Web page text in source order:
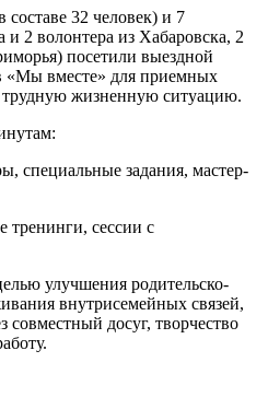
составе 32 человек) и 7
и 2 волонтера из Хабаровска, 2
посетили выездной
«Мы вместе» для приемных
жизненную ситуацию.
специальные задания, мастер-
тренинги, сессии с
улучшения родительско-
внутрисемейных связей,
совместный досуг, творчество